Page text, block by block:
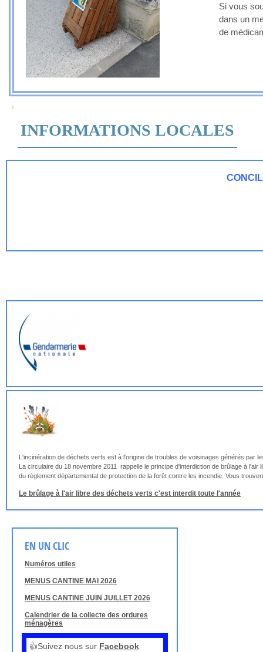
Si vous
dans un
de
INFORMATIONS LOCALES
C
L'incinération de déchets verts est à l'origine de troubles de voisinages générés par
La circulaire du 18 novembre 2011 rappelle le principe d'interdiction de brûlage à
du règlement départemental de protection de la forêt contre les incendie. Vous
Le brûlage à l'air libre des déchets verts c'est interdit toute l'année
EN UN CLIC
Numéros utiles
MENUS CANTINE MAI 2026
MENUS CANTINE JUIN JUILLET 2026
Calendrier de la collecte des ordures
ménagères
👍Suivez nous sur Facebook